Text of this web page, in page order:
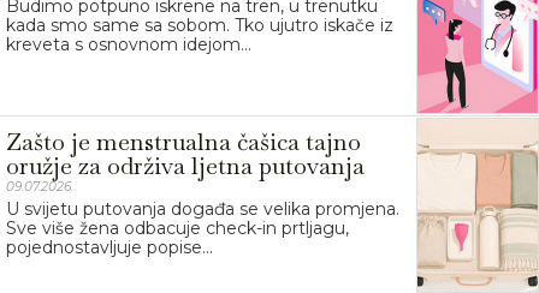
Budimo potpuno iskrene na tren, u trenutku
kada smo same sa sobom. Tko ujutro iskače iz
kreveta s osnovnom idejom...
Zašto je menstrualna čašica tajno
oružje za održiva ljetna putovanja
09.07.2026.
U svijetu putovanja događa se velika promjena.
Sve više žena odbacuje check-in prtljagu,
pojednostavljuje popise...